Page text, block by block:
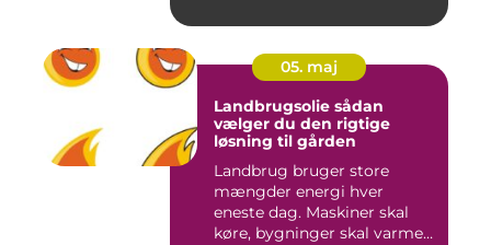
05. maj
Landbrugsolie sådan
vælger du den rigtige
løsning til gården
Landbrug bruger store
mængder energi hver
eneste dag. Maskiner skal
køre, bygninger skal varmes